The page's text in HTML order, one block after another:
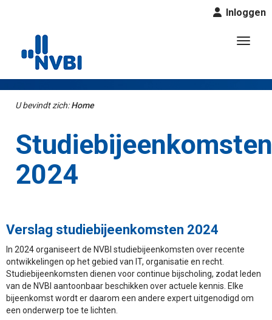
Inloggen
U bevindt zich:Home
Studiebijeenkomsten
2024
Verslag studiebijeenkomsten 2024
In 2024 organiseert de NVBI studiebijeenkomsten over recente
ontwikkelingen op het gebied van IT, organisatie en recht.
Studiebijeenkomsten dienen voor continue bijscholing, zodat leden
van de NVBI aantoonbaar beschikken over actuele kennis. Elke
bijeenkomst wordt er daarom een andere expert uitgenodigd om
een onderwerp toe te lichten.